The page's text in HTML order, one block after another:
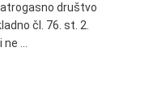
društvo
čl. 76. st. 2.
…